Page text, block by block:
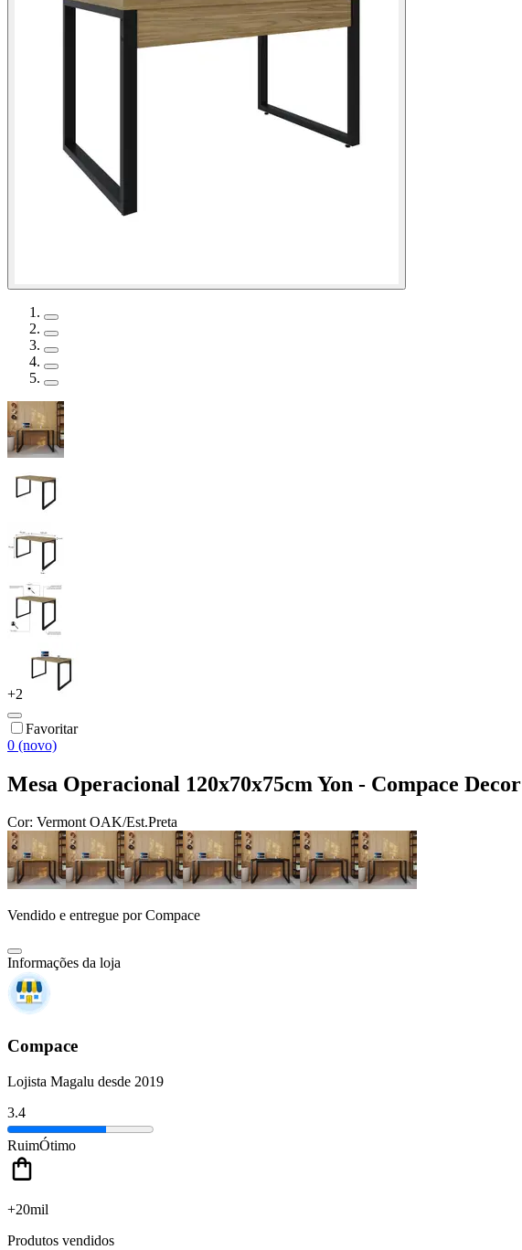
+2
Favoritar
0 (novo)
Mesa Operacional 120x70x75cm Yon - Compace Decor
Cor: Vermont OAK/Est.Preta
Vendido e entregue por Compace
Informações da loja
Compace
Lojista Magalu desde 2019
3.4
RuimÓtimo
+20mil
Produtos vendidos